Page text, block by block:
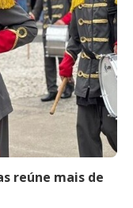
reúne mais de